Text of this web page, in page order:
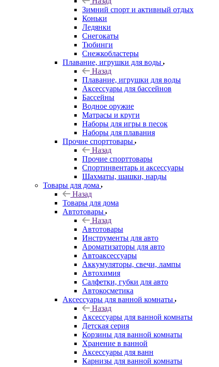
Зимний спорт и активный отдых
Коньки
Ледянки
Снегокаты
Тюбинги
Снежкобластеры
Плавание, игрушки для воды
Назад
Плавание, игрушки для воды
Аксессуары для бассейнов
Бассейны
Водное оружие
Матрасы и круги
Наборы для игры в песок
Наборы для плавания
Прочие спорттовары
Назад
Прочие спорттовары
Спортинвентарь и аксессуары
Шахматы, шашки, нарды
Товары для дома
Назад
Товары для дома
Автотовары
Назад
Автотовары
Инструменты для авто
Ароматизаторы для авто
Автоаксессуары
Аккумуляторы, свечи, лампы
Автохимия
Салфетки, губки для авто
Автокосметика
Аксессуары для ванной комнаты
Назад
Аксессуары для ванной комнаты
Детская серия
Корзины для ванной комнаты
Хранение в ванной
Аксессуары для ванн
Карнизы для ванной комнаты